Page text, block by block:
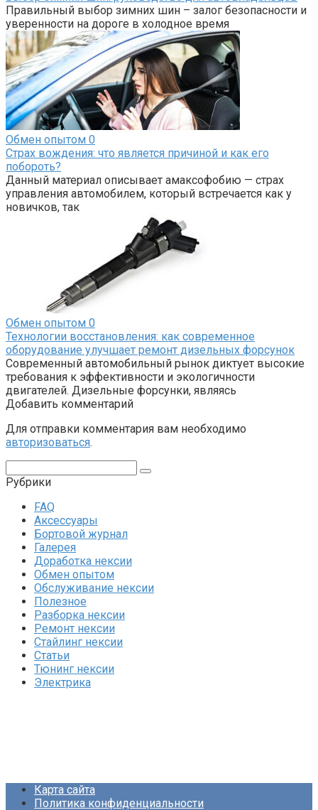
Правильный выбор зимних шин – залог безопасности и
уверенности на дороге в холодное время
Обмен опытом 0
Страх вождения: что является причиной и как его
побороть?
Данный материал описывает амаксофобию — страх
управления автомобилем, который встречается как у
новичков, так
Обмен опытом 0
Технологии восстановления: как современное
оборудование улучшает ремонт дизельных форсунок
Современный автомобильный рынок диктует высокие
требования к эффективности и экологичности
двигателей. Дизельные форсунки, являясь
Добавить комментарий
Для отправки комментария вам необходимо
авторизоваться.
Рубрики
FAQ
Аксессуары
Бортовой журнал
Галерея
Доработка нексии
Обмен опытом
Обслуживание нексии
Полезное
Разборка нексии
Ремонт нексии
Стайлинг нексии
Статьи
Тюнинг нексии
Электрика
Карта сайта
Политика конфиденциальности